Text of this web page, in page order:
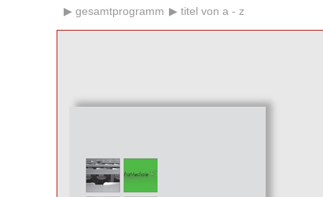
gesamtprogramm titel von a - z